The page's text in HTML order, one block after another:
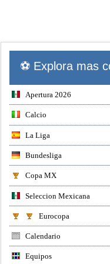
⚽ Explora mas
Apertura 2026
Calcio
La Liga
Bundesliga
Copa MX
Seleccion Mexicana
Eurocopa
Calendario
Equipos